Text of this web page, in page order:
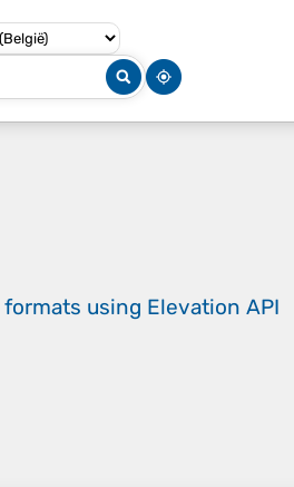
formats using Elevation API